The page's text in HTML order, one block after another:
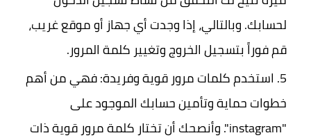
لحسابك. وبالتالي، إذا وجدت أي جهاز أو موقع غريب،
قم فوراً بتسجيل الخروج وتغيير كلمة المرور.
استخدم كلمات مرور قوية وفريدة:فهي من أهم
خطوات حماية وتأمين حسابك الموجود على
"instagram". وأنصحك أن تختار كلمة مرور قوية ذات